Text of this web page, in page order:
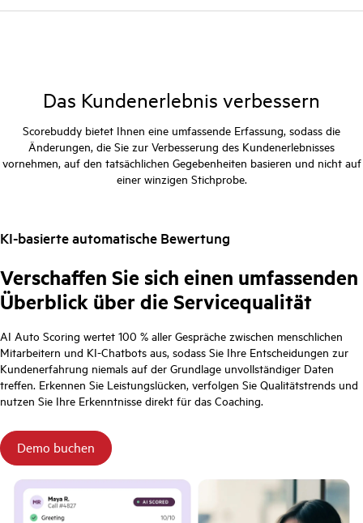
Das Kundenerlebnis verbessern
Scorebuddy bietet Ihnen eine umfassende Erfassung, sodass die
Änderungen, die Sie zur Verbesserung des Kundenerlebnisses
vornehmen, auf den tatsächlichen Gegebenheiten basieren und nicht auf
einer winzigen Stichprobe.
KI-basierte automatische Bewertung
Verschaffen Sie sich einen umfassenden
Überblick über die Servicequalität
AI Auto Scoring wertet 100 % aller Gespräche zwischen menschlichen
Mitarbeitern und KI-Chatbots aus, sodass Sie Ihre Entscheidungen zur
Kundenerfahrung niemals auf der Grundlage unvollständiger Daten
treffen. Erkennen Sie Leistungslücken, verfolgen Sie Qualitätstrends und
nutzen Sie Ihre Erkenntnisse direkt für das Coaching.
Demo buchen